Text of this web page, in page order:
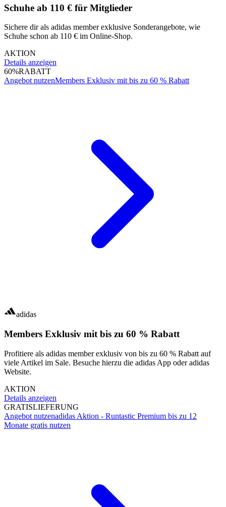
Schuhe ab 110 € für Mitglieder
Sichere dir als adidas member exklusive Sonderangebote, wie
Schuhe schon ab 110 € im Online-Shop.
AKTION
Details anzeigen
60%RABATT
Angebot nutzenMembers Exklusiv mit bis zu 60 % Rabatt
adidas
Members Exklusiv mit bis zu 60 % Rabatt
Profitiere als adidas member exklusiv von bis zu 60 % Rabatt auf
viele Artikel im Sale. Besuche hierzu die adidas App oder adidas
Website.
AKTION
Details anzeigen
GRATISLIEFERUNG
Angebot nutzenadidas Aktion - Runtastic Premium bis zu 12
Monate gratis nutzen